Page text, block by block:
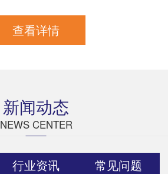
查看详情
新闻动态
NEWS CENTER
行业资讯 常见问题